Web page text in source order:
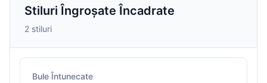
Stiluri Îngroșate Încadrate
2 stiluri
Bule Întunecate